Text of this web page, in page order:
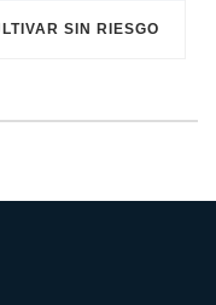
SIN RIESGO